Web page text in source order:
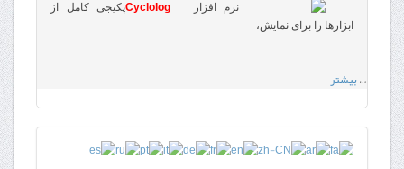
نرم افزار Cyclologپکیجی کامل از
ابزارها را برای نمایش،
…بیشتر